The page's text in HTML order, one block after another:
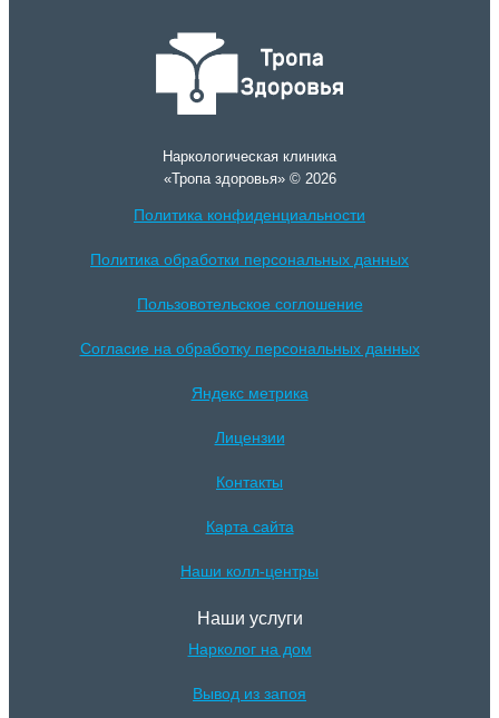
Наркологическая клиника
«Тропа здоровья» © 2026
Политика конфиденциальности
Политика обработки персональных данных
Пользовотельское соглошение
Согласие на обработку персональных данных
Яндекс метрика
Лицензии
Контакты
Карта сайта
Наши колл-центры
Наши услуги
Нарколог на дом
Вывод из запоя